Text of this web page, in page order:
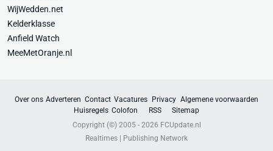
WijWedden.net
Kelderklasse
Anfield Watch
MeeMetOranje.nl
Over ons Adverteren Contact Vacatures Privacy Algemene voorwaarden
Huisregels Colofon RSS
Sitemap
Copyright (©) 2005 - 2026 FCUpdate.nl
Realtimes | Publishing Network